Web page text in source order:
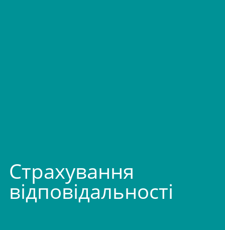
Страхування
відповідальності